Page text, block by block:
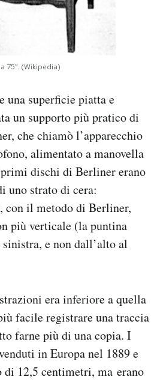
75”. (Wikipedia)
superficie piatta e
un supporto più pratico di
che chiamò l’apparecchio
alimentato a manovella
dischi di Berliner erano
uno strato di cera:
con il metodo di Berliner,
più verticale (la puntina
sinistra, e non dall’alto al
era inferiore a quella
facile registrare una traccia
farne più di una copia. I
in Europa nel 1889 e
di 12,5 centimetri, ma erano